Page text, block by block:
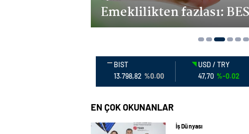
oldu
BIST
13.798,82 %0.00
USD / TRY
47,70 %-0.02
EN ÇOK OKUNANLAR
İş Dünyası